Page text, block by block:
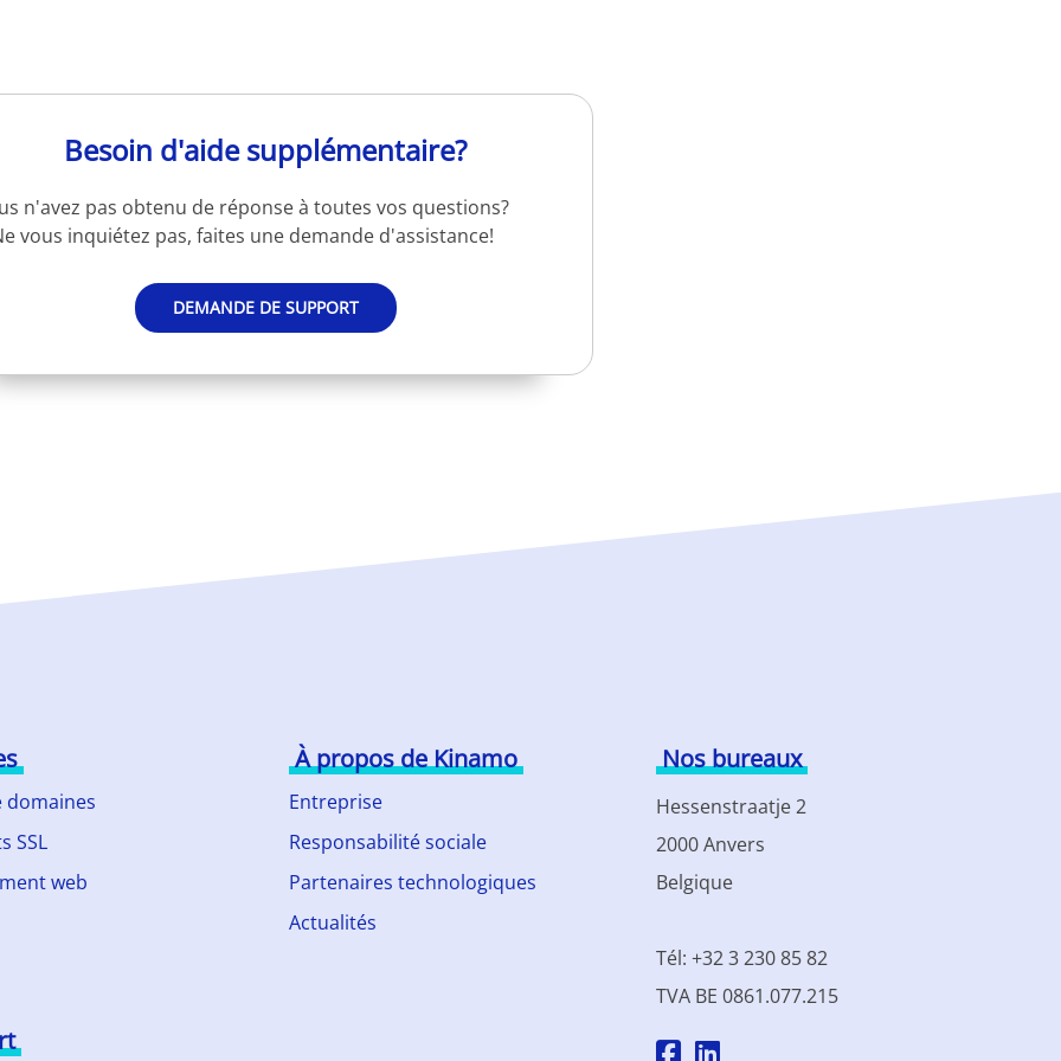
Besoin d'aide supplémentaire?
n'avez pas obtenu de réponse à toutes vos questions?
vous inquiétez pas, faites une demande d'assistance!
DEMANDE DE SUPPORT
domaines
SSL
web
À propos de Kinamo
Entreprise
Responsabilité sociale
Partenaires technologiques
Actualités
Nos bureaux
Hessenstraatje 2
2000 Anvers
Belgique
Tél: +32 3 230 85 82
TVA BE 0861.077.215